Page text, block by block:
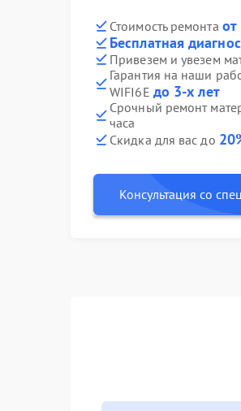
Стоимость ремонта
Бесплатная
Привезем и увезем
Гарантия на наши
WIFI6E до 3-х лет
Срочный ремонт
часа
Скидка для вас до
Консультация со